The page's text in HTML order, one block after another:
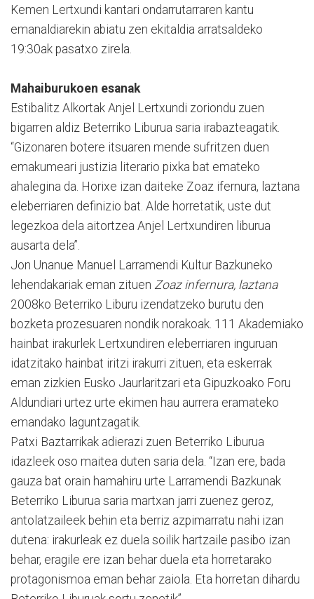
Kemen Lertxundi kantari ondarrutarraren kantu
emanaldiarekin abiatu zen ekitaldia arratsaldeko
19:30ak pasatxo zirela.
Mahaiburukoen esanak
Estibalitz Alkortak Anjel Lertxundi zoriondu zuen
bigarren aldiz Beterriko Liburua saria irabazteagatik.
“Gizonaren botere itsuaren mende sufritzen duen
emakumeari justizia literario pixka bat emateko
ahalegina da. Horixe izan daiteke Zoaz ifernura, laztana
eleberriaren definizio bat. Alde horretatik, uste dut
legezkoa dela aitortzea Anjel Lertxundiren liburua
ausarta dela”.
Jon Unanue Manuel Larramendi Kultur Bazkuneko
lehendakariak eman zituen Zoaz infernura, laztana
2008ko Beterriko Liburu izendatzeko burutu den
bozketa prozesuaren nondik norakoak. 111 Akademiako
hainbat irakurlek Lertxundiren eleberriaren inguruan
idatzitako hainbat iritzi irakurri zituen, eta eskerrak
eman zizkien Eusko Jaurlaritzari eta Gipuzkoako Foru
Aldundiari urtez urte ekimen hau aurrera eramateko
emandako laguntzagatik.
Patxi Baztarrikak adierazi zuen Beterriko Liburua
idazleek oso maitea duten saria dela. “Izan ere, bada
gauza bat orain hamahiru urte Larramendi Bazkunak
Beterriko Liburua saria martxan jarri zuenez geroz,
antolatzaileek behin eta berriz azpimarratu nahi izan
dutena: irakurleak ez duela soilik hartzaile pasibo izan
behar, eragile ere izan behar duela eta horretarako
protagonismoa eman behar zaiola. Eta horretan dihardu